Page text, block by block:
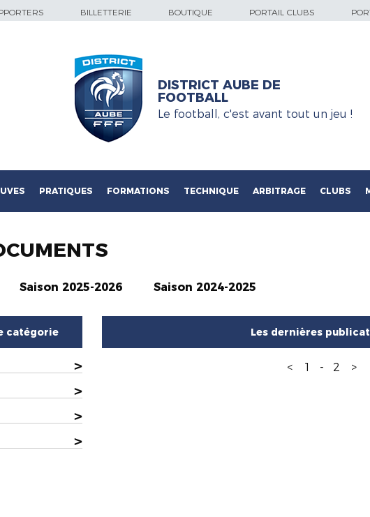
BILLETTERIE BOUTIQUE PORTAIL CLUBS
DISTRICT AUBE DE
FOOTBALL
Le football, c'est avant tout un jeu !
PRATIQUES FORMATIONS TECHNIQUE ARBITRAGE CLUBS
Saison 2025-2026 Saison 2024-2025
catégorie
>
>
>
>
Les dernières
< 1 - 2 >